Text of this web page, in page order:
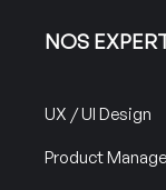
NOS
UX / UI Design
Product